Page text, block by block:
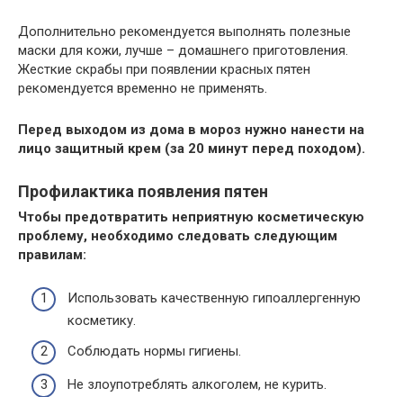
Дополнительно рекомендуется выполнять полезные
маски для кожи, лучше – домашнего приготовления.
Жесткие скрабы при появлении красных пятен
рекомендуется временно не применять.
Перед выходом из дома в мороз нужно нанести на
лицо защитный крем (за 20 минут перед походом).
Профилактика появления пятен
Чтобы предотвратить неприятную косметическую
проблему, необходимо следовать следующим
правилам:
Использовать качественную гипоаллергенную
косметику.
Соблюдать нормы гигиены.
Не злоупотреблять алкоголем, не курить.